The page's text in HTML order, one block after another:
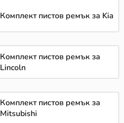
Комплект пистов ремък за Kia
Комплект пистов ремък за
Lincoln
Комплект пистов ремък за
Mitsubishi